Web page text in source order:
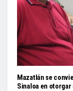
Mazatlán se
Sinaloa en otorgar